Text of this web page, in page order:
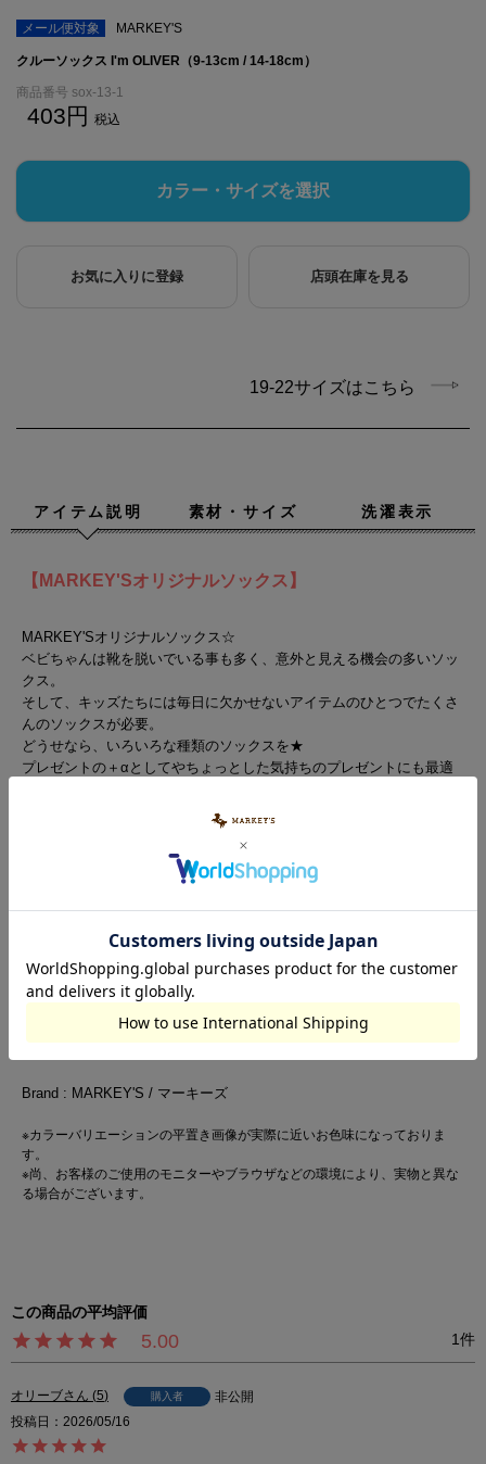
メール便対象 MARKEY'S
クルーソックス I'm OLIVER（9-13cm / 14-18cm）
商品番号 sox-13-1
403 税込
カラー・サイズを選択
お気に入りに登録 店頭在庫を見る
19-22サイズはこちら
アイテム説明 素材・サイズ 洗濯表示
【MARKEY'Sオリジナルソックス】
MARKEY'Sオリジナルソックス☆
ベビちゃんは靴を脱いでいる事も多く、意外と見える機会の多いソッ
クス。
そして、キッズたちには毎日に欠かせないアイテムのひとつでたくさ
んのソックスが必要。
どうせなら、いろいろな種類のソックスを★
プレゼントの＋αとしてやちょっとした気持ちのプレゼントにも最適
使う頻度の高いアイテムは喜ばれる事間違いなし♪
日本製で丁寧に編み上げたマーキーズのオリジナルソックスを是非お
予めご了承の上、ご購入くださいますようお願いいたします。
■ベビーサイズ[9-13cm]のみ滑り止めつき
Brand : MARKEY'S / マーキーズ
※カラーバリエーションの平置き画像が実際に近いお色味になっておりま
す。
※尚、お客様のご使用のモニターやブラウザなどの環境により、実物と異な
る場合がございます。
5.00 1
オリーブ 5 購入者
非公開
投稿日
2026/05/16